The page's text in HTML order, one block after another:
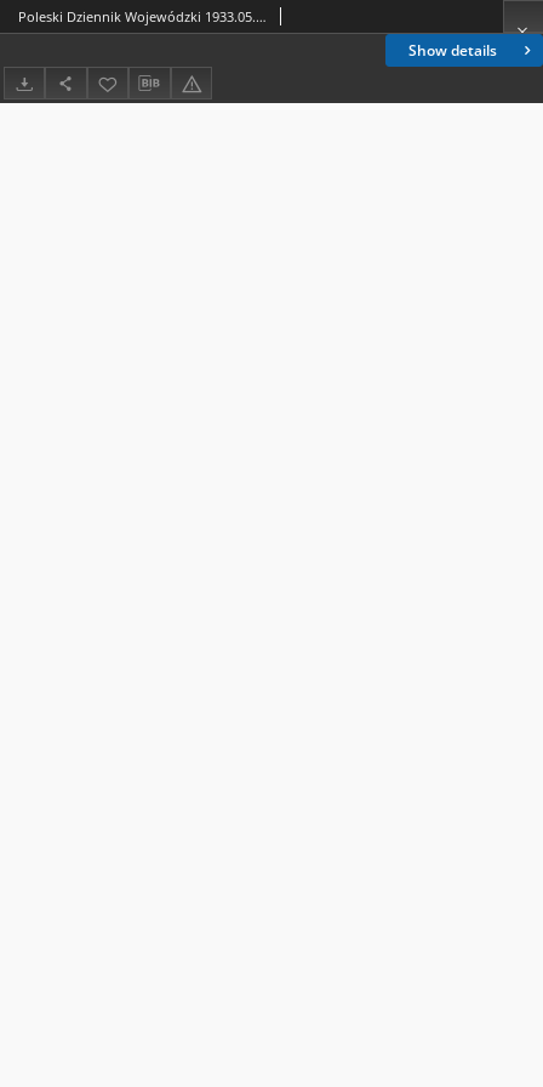
Show details
Poleski Dziennik Wojewódzki 1933.05.26 nr 9